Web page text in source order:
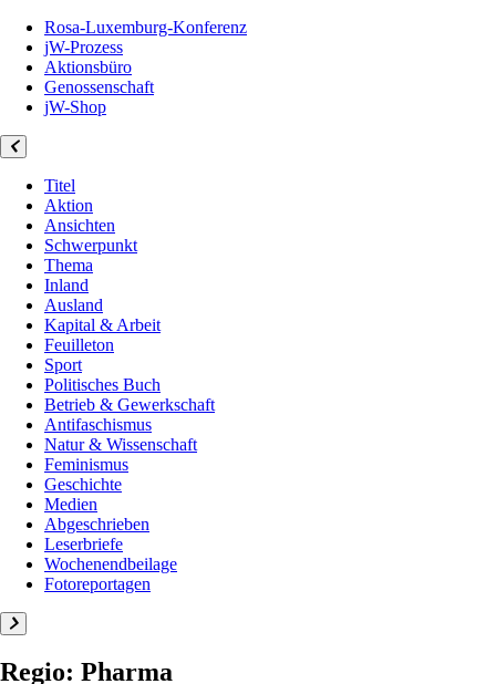
Rosa-Luxemburg-Konferenz
jW-Prozess
Aktionsbüro
Genossenschaft
jW-Shop
Titel
Aktion
Ansichten
Schwerpunkt
Thema
Inland
Ausland
Kapital & Arbeit
Feuilleton
Sport
Politisches Buch
Betrieb & Gewerkschaft
Antifaschismus
Natur & Wissenschaft
Feminismus
Geschichte
Medien
Abgeschrieben
Leserbriefe
Wochenendbeilage
Fotoreportagen
Regio: Pharma